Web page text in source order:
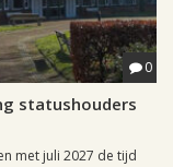
0
statushouders
met juli 2027 de tijd